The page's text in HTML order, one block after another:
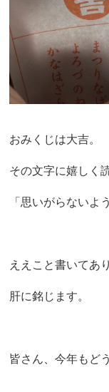
おみくじは大吉。
その文字に嬉しく
「思いがらないよ
ええこと書いてあ
肝に銘じます。
皆さん、今年もど